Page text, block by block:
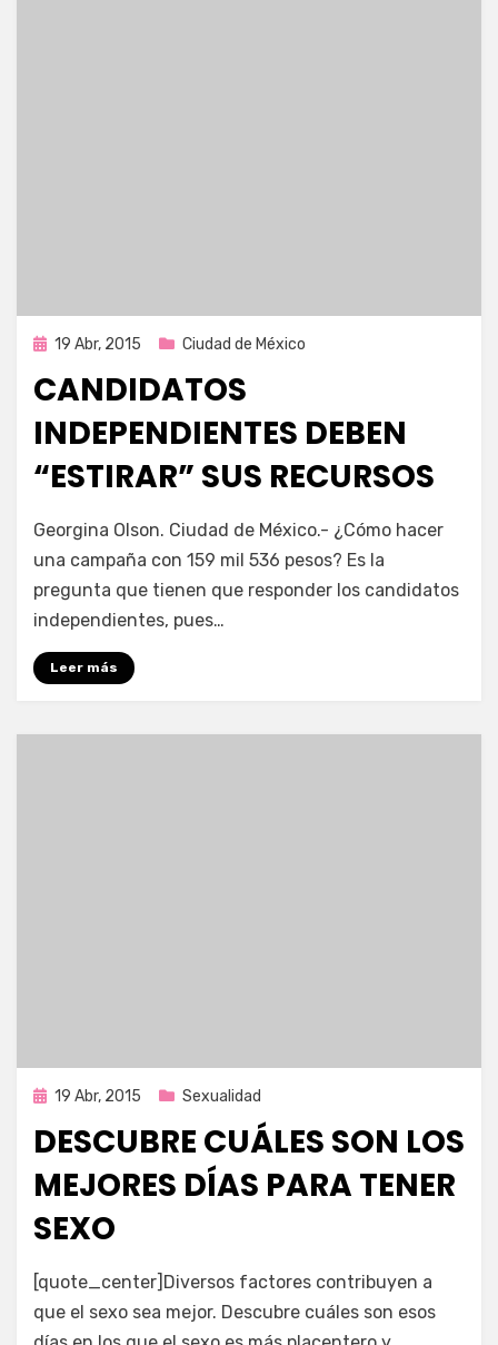
Publicada
19 Abr, 2015 Ciudad de México
CANDIDATOS
INDEPENDIENTES DEBEN
“ESTIRAR” SUS RECURSOS
Enrique
Georgina Olson. Ciudad de México.- ¿Cómo hacer
una campaña con 159 mil 536 pesos? Es la
pregunta que tienen que responder los candidatos
independientes, pues…
Leer más
Publicada
19 Abr, 2015 Sexualidad
DESCUBRE CUÁLES SON LOS
MEJORES DÍAS PARA TENER
SEXO
por
[quote_center]Diversos factores contribuyen a
que el sexo sea mejor. Descubre cuáles son esos